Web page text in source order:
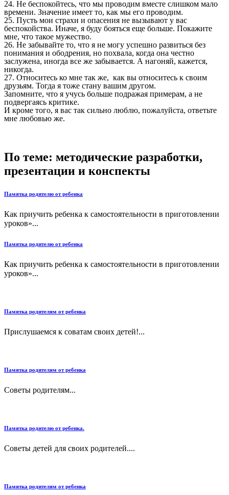
24. Не беспокойтесь, что мы проводим вместе слишком мало
времени. Значение имеет то, как мы его проводим.
25. Пусть мои страхи и опасения не вызывают у вас
беспокойства. Иначе, я буду бояться еще больше. Покажите
мне, что такое мужество.
26. Не забывайте то, что я не могу успешно развиться без
понимания и ободрения, но похвала, когда она честно
заслужена, иногда все же забывается. А нагоняй, кажется,
никогда.
27. Относитесь ко мне так же, как вы относитесь к своим
друзьям. Тогда я тоже стану вашим другом.
Запомните, что я учусь больше подражая примерам, а не
подвергаясь критике.
И кроме того, я вас так сильно люблю, пожалуйста, ответьте
мне любовью же.
По теме: методические разработки,
презентации и конспекты
Памятка родителю от ребенка
Как приучить ребенка к самостоятельности в приготовлении
уроков»...
Памятка родителю от ребенка
Как приучить ребенка к самостоятельности в приготовлении
уроков»...
Памятка родителям от ребенка
Прислушаемся к соватам своих детей!...
Памятка родителям от ребенка
Советы родителям...
Памятка родителю от ребенка.
Советы детей для своих родителей....
Памятка родителям от ребенка